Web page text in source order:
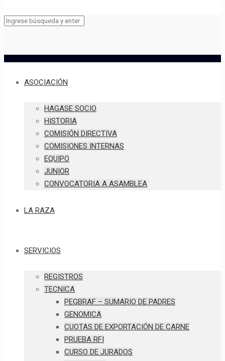
ASOCIACIÓN
HAGASE SOCIO
HISTORIA
COMISIÓN DIRECTIVA
COMISIONES INTERNAS
EQUIPO
JUNIOR
CONVOCATORIA A ASAMBLEA
LA RAZA
SERVICIOS
REGISTROS
TECNICA
PEGBRAF – SUMARIO DE PADRES
GENOMICA
CUOTAS DE EXPORTACIÓN DE CARNE
PRUEBA RFI
CURSO DE JURADOS